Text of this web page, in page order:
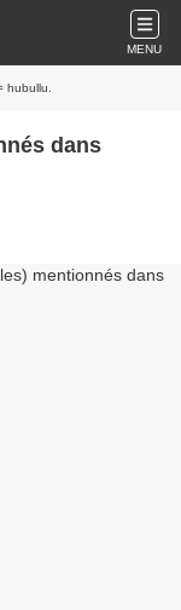
MENU
hubullu.
dans